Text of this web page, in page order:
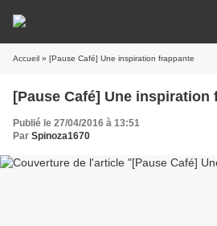
Accueil » [Pause Café] Une inspiration frappante
[Pause Café] Une inspiration
Publié le 27/04/2016 à 13:51
Par Spinoza1670